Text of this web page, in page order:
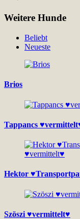
Weitere Hunde
Beliebt
Neueste
Brios
Tappancs
Hektor
Szöszi ♥vermittelt♥